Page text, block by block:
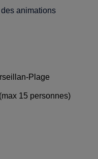
animations
Plage
15 personnes)